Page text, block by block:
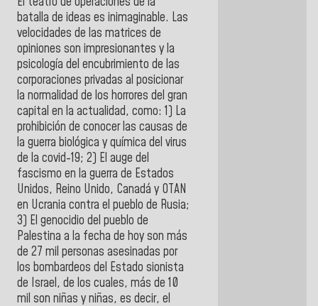
batalla de ideas es inimaginable. Las
velocidades de las matrices de
opiniones son impresionantes y la
psicología del encubrimiento de las
corporaciones privadas al posicionar
la normalidad de los horrores del gran
capital en la actualidad, como: 1) La
prohibición de conocer las causas de
la guerra biológica y química del virus
de la covid-19; 2) El auge del
fascismo en la guerra de Estados
Unidos, Reino Unido, Canadá y OTAN
en Ucrania contra el pueblo de Rusia;
3) El genocidio del pueblo de
Palestina a la fecha de hoy son más
de 27 mil personas asesinadas por
los bombardeos del Estado sionista
de Israel, de los cuales, más de 10
mil son niñas y niñas, es decir, el